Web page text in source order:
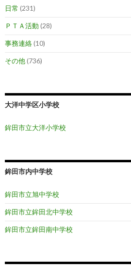
日常 (231)
ＰＴＡ活動 (28)
事務連絡(10)
その他(736)
大洋中学区小学校
鉾田市立大洋小学校
鉾田市内中学校
鉾田市立旭中学校
鉾田市立鉾田北中学校
鉾田市立鉾田南中学校